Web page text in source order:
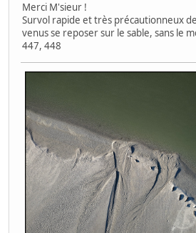
Merci M'sieur !
Survol rapide et très précautionneux
venus se reposer sur le sable, sans le
447, 448